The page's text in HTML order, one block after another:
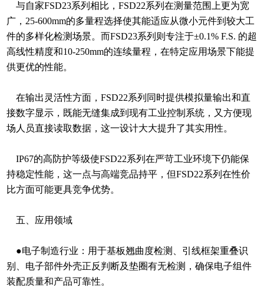
与自家FSD23系列相比，FSD22系列在测量范围上更为宽
广，25-600mm的多量程选择使其能适应从微小元件到较大工
件的多样化检测场景。而FSD23系列则专注于±0.1% F.S. 的超
高线性精度和10-250mm的连续量程，在特定应用场景下能提
供更优的性能。
在输出灵活性方面，FSD22系列同时提供模拟量输出和直
接数字显示，既能无缝集成到现有工业控制系统，又方便现
场人员直接读取数据，这一设计大大提升了其实用性。
IP67的高防护等级使FSD22系列在严苛工业环境下仍能保
持稳定性能，这一点与高端竞品持平，但FSD22系列在性价
比方面可能更具竞争优势。
五、应用领域
●电子制造行业：用于基板翘曲度检测、引线框架重叠识
别、电子部件外壳正反判断及垫圈有无检测，确保电子组件
装配质量和产品可靠性。